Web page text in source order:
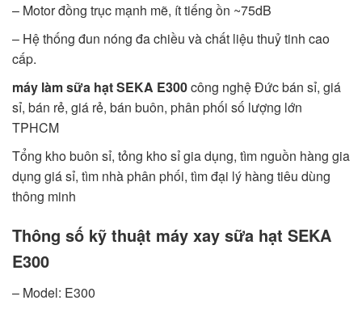
– Motor đồng trục mạnh mẽ, ít tiếng ồn ~75dB
– Hệ thống đun nóng đa chiều và chất liệu thuỷ tinh cao
cấp.
máy làm sữa hạt SEKA E300công nghệ Đức bán sỉ, giá
sỉ, bán rẻ, giá rẻ, bán buôn, phân phối số lượng lớn
TPHCM
Tổng kho buôn sỉ, tỏng kho sỉ gia dụng, tìm nguồn hàng gia
dụng giá sỉ, tìm nhà phân phối, tìm đại lý hàng tiêu dùng
thông minh
Thông số kỹ thuật máy xay sữa hạt SEKA
E300
– Model: E300